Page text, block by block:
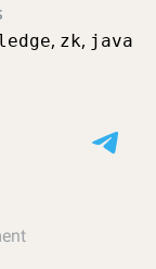
, zk, java